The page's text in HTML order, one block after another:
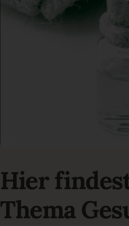
Hier
Thema